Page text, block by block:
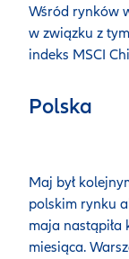
Wśród rynków
w związku z
indeks MSCI
Polska
Maj był
polskim rynku
maja
miesiąca.